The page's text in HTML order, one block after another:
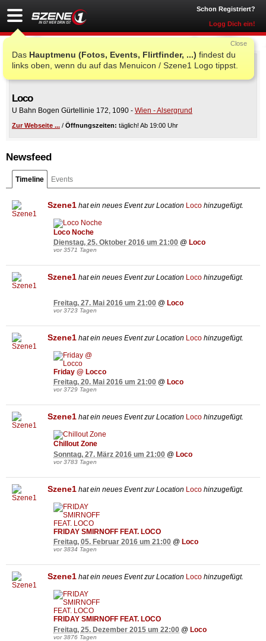
Schon Registriert?
Logg Dich ein!
Das Hauptmenu (Fotos, Events, Flirtfinder, ...) findest du
links oben, wenn du auf das Menuicon / Szene1 Logo tippst.
Close
Loco
U Bahn Bogen Gürtellinie 172, 1090 - Wien - Alsergrund
Zur Webseite ... / Öffnungszeiten: täglich! Ab 19:00 Uhr
Newsfeed
Timeline Events
Szene1 hat ein neues Event zur Location Loco hinzugefügt.
Loco Noche
Dienstag, 25. Oktober 2016 um 21:00 @ Loco
vor 3571 Tagen
Szene1 hat ein neues Event zur Location Loco hinzugefügt.
Freitag, 27. Mai 2016 um 21:00 @ Loco
vor 3723 Tagen
Szene1 hat ein neues Event zur Location Loco hinzugefügt.
Friday @ Locco
Freitag, 20. Mai 2016 um 21:00 @ Loco
vor 3729 Tagen
Szene1 hat ein neues Event zur Location Loco hinzugefügt.
Chillout Zone
Sonntag, 27. März 2016 um 21:00 @ Loco
vor 3783 Tagen
Szene1 hat ein neues Event zur Location Loco hinzugefügt.
FRIDAY SMIRNOFF FEAT. LOCO
Freitag, 05. Februar 2016 um 21:00 @ Loco
vor 3834 Tagen
Szene1 hat ein neues Event zur Location Loco hinzugefügt.
FRIDAY SMIRNOFF FEAT. LOCO
Freitag, 25. Dezember 2015 um 22:00 @ Loco
vor 3876 Tagen